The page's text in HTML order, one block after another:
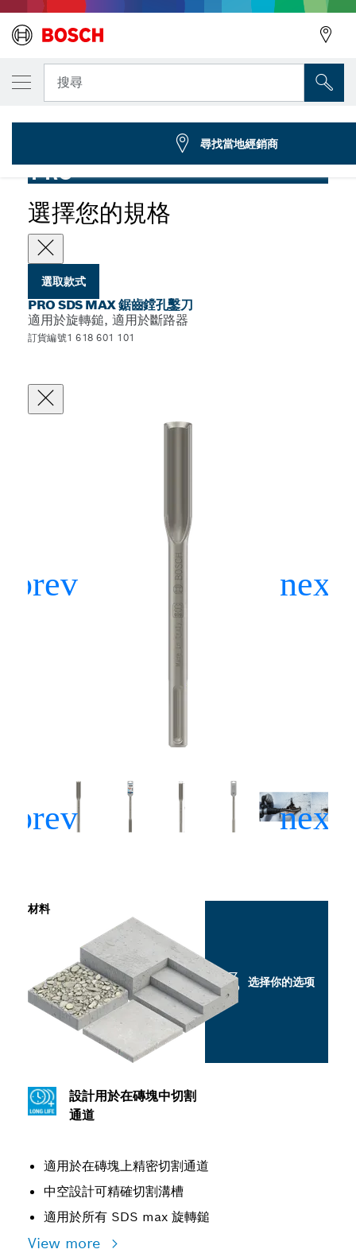
搜尋
... PRO SDS max 鋸齒鏜孔鑿刀
PRO
選擇您的規格
選取款式
PRO SDS MAX 鋸齒鏜孔鑿刀
適用於旋轉鎚, 適用於斷路器
訂貨編號1 618 601 101
設計用於在磚塊中切割
通道
適用於在磚塊上精密切割通道
中空設計可精確切割溝槽
適用於所有 SDS max 旋轉鎚
View more
材料
选择你的选项
您選取的款式
PRO SDS max 鋸齒鏜孔鑿刀，26 x 300 mm
1 618 601 101
尋找當地經銷商